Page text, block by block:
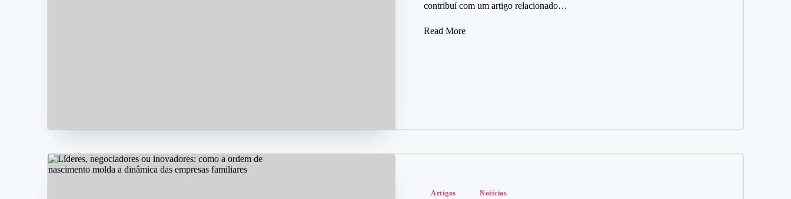
contribuí com um artigo relacionado…
Read More
Posted
Artigos Notícias